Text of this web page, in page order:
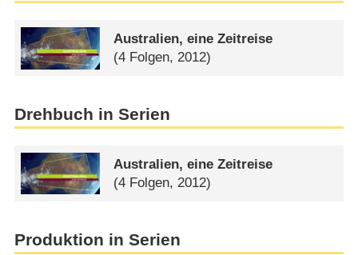
Australien, eine Zeitreise
(4 Folgen, 2012)
Drehbuch in Serien
Australien, eine Zeitreise
(4 Folgen, 2012)
Produktion in Serien